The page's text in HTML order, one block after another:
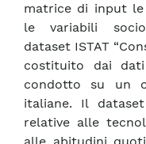
matrice di input
le variabili
dataset ISTAT
costituito dai
condotto su un
italiane. Il
relative alle